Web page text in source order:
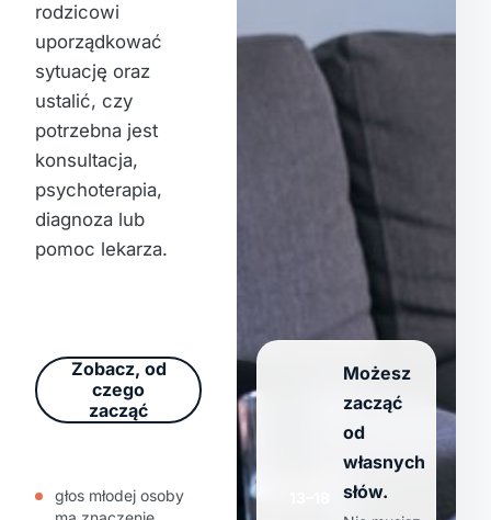
rodzicowi
uporządkować
sytuację oraz
ustalić, czy
potrzebna jest
konsultacja,
psychoterapia,
diagnoza lub
pomoc lekarza.
Zobacz, od
czego
zacząć
głos młodej osoby
Możesz
zacząć
od
własnych
słów.